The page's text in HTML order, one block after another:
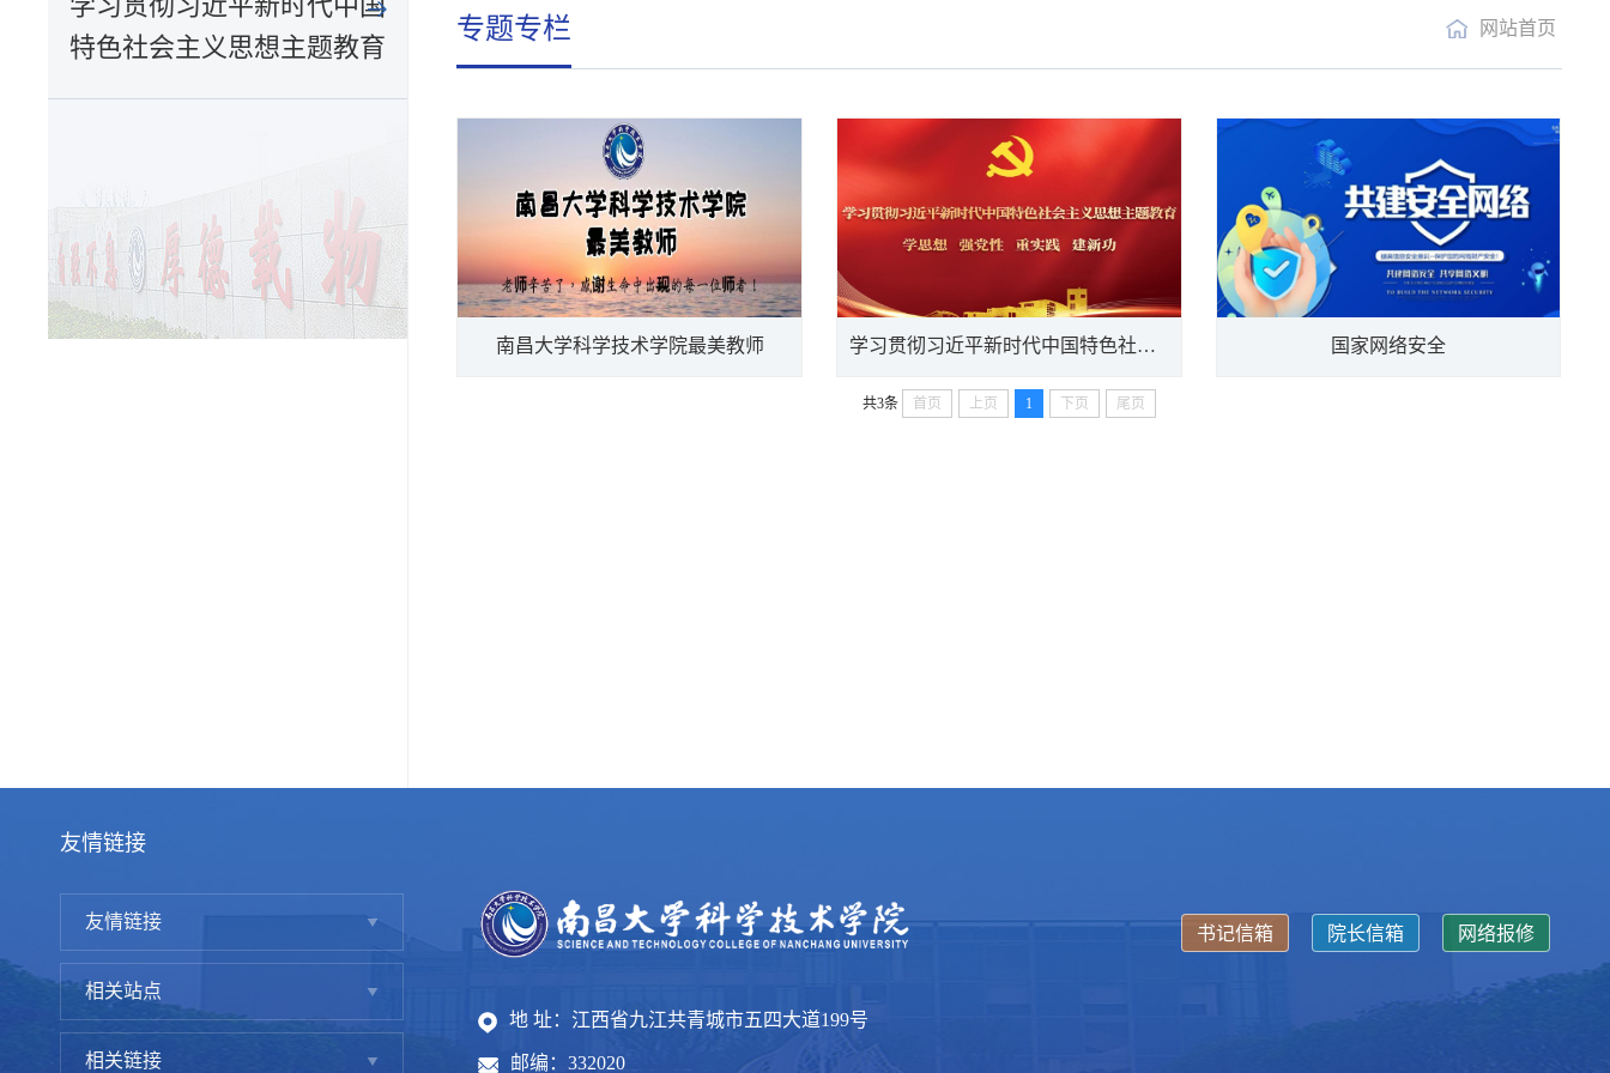
特色社会主义思想主题教育
专题专栏 网站首页
南昌大学科学技术学院最美教师 学习贯彻习近平新时代中国特色社会主义思想主题教育 国家网络安全
共3条 首页 上页 1 下页 尾页
友情链接
友情链接
相关站点
相关链接
地 址：江西省九江共青城市五四大道199号
邮编：332020
书记信箱 院长信箱 网络报修